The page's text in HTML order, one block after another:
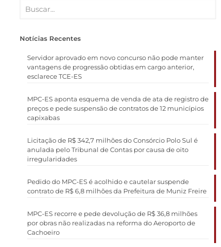
Notícias Recentes
Servidor aprovado em novo concurso não pode manter
vantagens de progressão obtidas em cargo anterior,
esclarece TCE-ES
MPC-ES aponta esquema de venda de ata de registro de
preços e pede suspensão de contratos de 12 municípios
capixabas
Licitação de R$ 342,7 milhões do Consórcio Polo Sul é
anulada pelo Tribunal de Contas por causa de oito
irregularidades
Pedido do MPC-ES é acolhido e cautelar suspende
contrato de R$ 6,8 milhões da Prefeitura de Muniz Freire
MPC-ES recorre e pede devolução de R$ 36,8 milhões
por obras não realizadas na reforma do Aeroporto de
Cachoeiro